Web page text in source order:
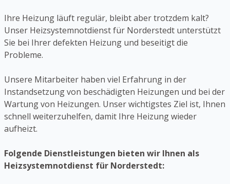
Ihre Heizung läuft regulär, bleibt aber trotzdem kalt?
Unser Heizsystemnotdienst für Norderstedt unterstützt
Sie bei Ihrer defekten Heizung und beseitigt die
Probleme.
Unsere Mitarbeiter haben viel Erfahrung in der
Instandsetzung von beschädigten Heizungen und bei der
Wartung von Heizungen. Unser wichtigstes Ziel ist, Ihnen
schnell weiterzuhelfen, damit Ihre Heizung wieder
aufheizt.
Folgende Dienstleistungen bieten wir Ihnen als
Heizsystemnotdienst für Norderstedt: